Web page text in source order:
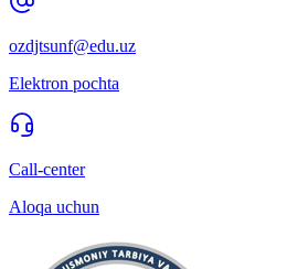
ozdjtsunf@edu.uz
Elektron pochta
Call-center
Aloqa uchun